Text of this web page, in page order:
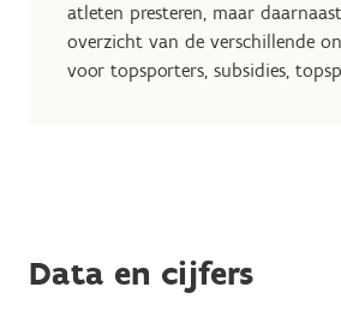
atleten presteren, maar
overzicht van de verschillende
voor topsporters, subsidies,
Data en cijfers